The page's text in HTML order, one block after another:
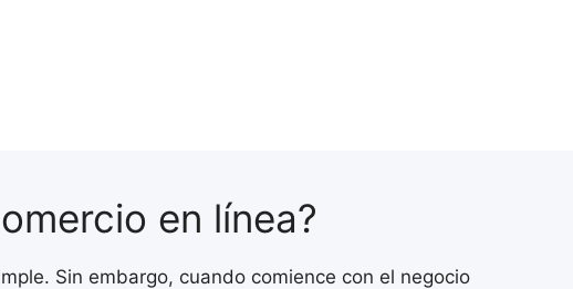
en línea?
Sin embargo, cuando comience con el negocio